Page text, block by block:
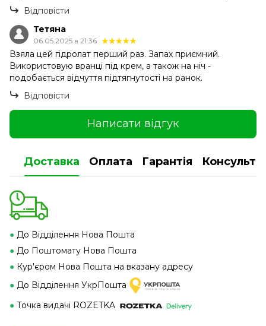
Відповісти
Тетяна
06.05.2025 в 21:36
Взяла цей гідролат перший раз. Запах приємний.
Використовую вранці під крем, а також на ніч -
подобається відчуття підтягнутості на ранок.
Відповісти
Написати відгук
Доставка Оплата Гарантія
● До Відділення Нова Пошта
● До Поштомату Нова Пошта
● Кур'єром Нова Пошта на вказану адресу
● До Відділення УкрПошта
● Точка видачі ROZETKA